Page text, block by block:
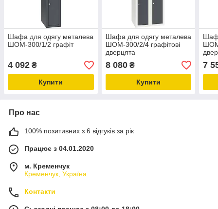
Шафа для одягу металева
ШОМ-300/1/2 графіт
4 092 ₴
Купити
Шафа для одягу металева
ШОМ-300/2/4 графітові
дверцята
8 080₴
Купити
7
Про нас
100% позитивних з 6 відгуків за рік
Працює з 04.01.2020
м. Кременчук
Кременчук, Україна
Контакти